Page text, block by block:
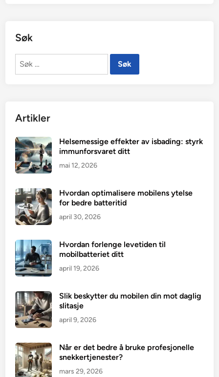
Søk
Søk
Artikler
Helsemessige effekter av isbading: styrk
immunforsvaret ditt
mai 12, 2026
Hvordan optimalisere mobilens ytelse
for bedre batteritid
april 30, 2026
Hvordan forlenge levetiden til
mobilbatteriet ditt
april 19, 2026
Slik beskytter du mobilen din mot daglig
slitasje
april 9, 2026
Når er det bedre å bruke profesjonelle
snekkertjenester?
mars 29, 2026